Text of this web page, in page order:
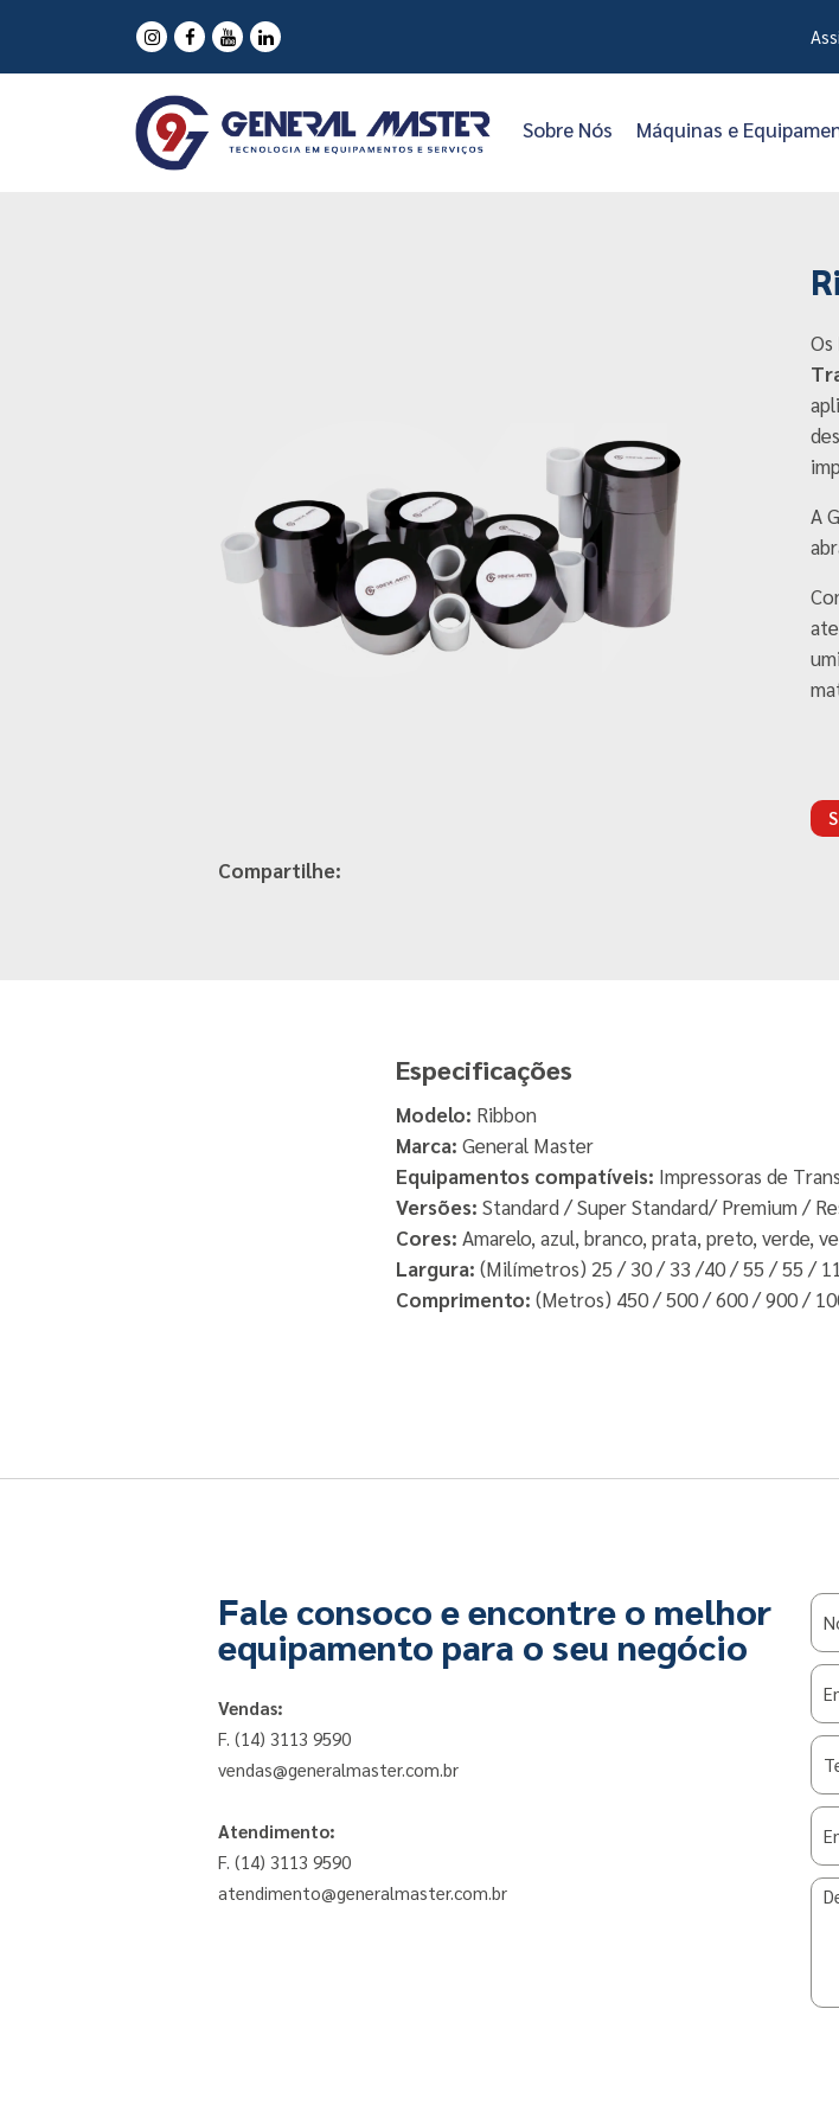
Sobre Nós Máquinas e
Compartilhe:
Os
A
Especificações
Modelo: Ribbon
Marca: General Master
Equipamentos compatíveis: Impressoras de
Versões: Standard / Super Standard/ Premium /
Cores: Amarelo, azul, branco, prata, preto, verde,
Largura: (Milímetros) 25 / 30 / 33 /40 / 55 / 55 /
Comprimento: (Metros) 450 / 500 / 600 / 900 /
Fale consoco e encontre o melhor
equipamento para o seu negócio
Vendas:
F. (14) 3113 9590
vendas@generalmaster.com.br
Atendimento:
F. (14) 3113 9590
atendimento@generalmaster.com.br